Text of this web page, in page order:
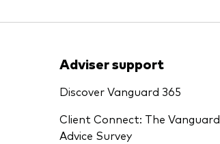
Adviser support
Discover Vanguard 365
Client Connect: The Vanguard
Advice Survey